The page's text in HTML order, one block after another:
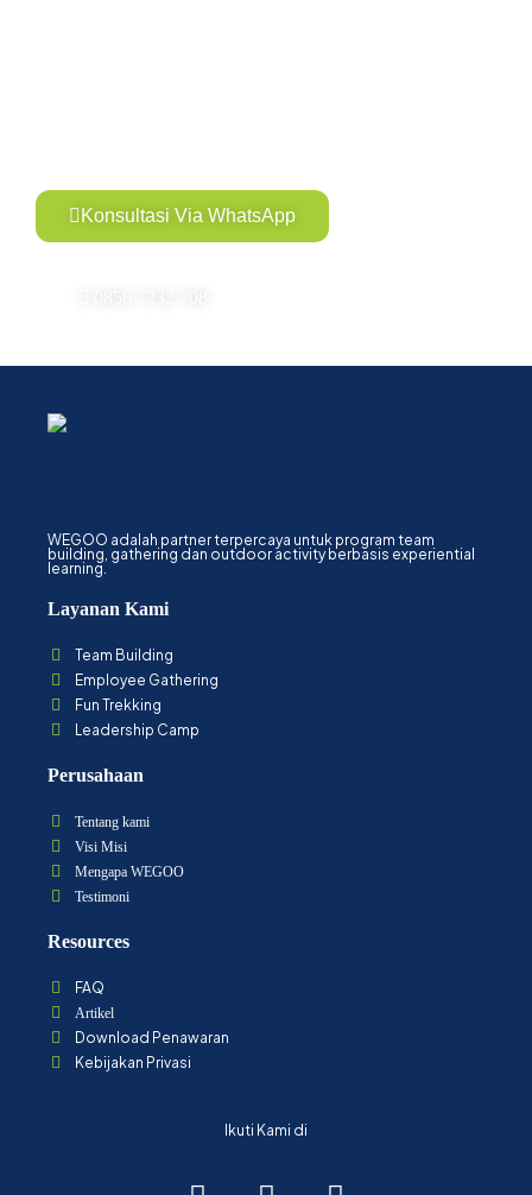
Konsultasi Via WhatsApp
WEGOO adalah partner terpercaya untuk program team
building, gathering dan outdoor activity berbasis experiential
learning.
Layanan Kami
Team Building
Employee Gathering
Fun Trekking
Leadership Camp
Perusahaan
Tentang kami
Visi Misi
Mengapa WEGOO
Testimoni
Resources
FAQ
Artikel
Download Penawaran
Kebijakan Privasi
Ikuti Kami di